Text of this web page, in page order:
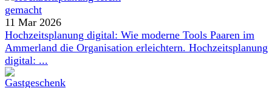
11 Mar 2026
Hochzeitsplanung digital: Wie moderne Tools Paaren im
Ammerland die Organisation erleichtern. Hochzeitsplanung
digital: ...